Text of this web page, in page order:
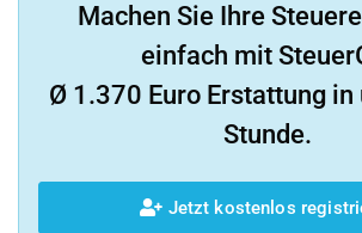
Machen Sie Ihre
einfach mit
Ø 1.370 Euro Erstattung
Stunde.
Jetzt kostenlos